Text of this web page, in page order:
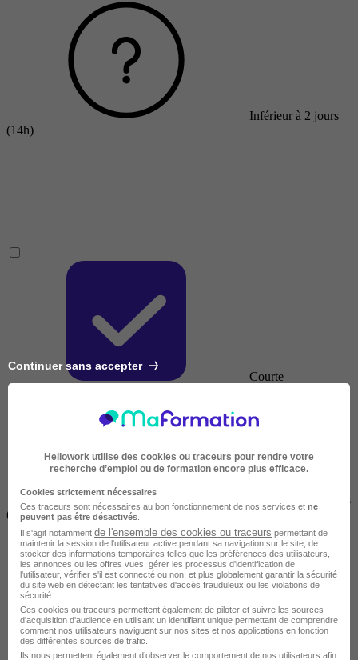
Inférieur à 2 jours
(14h)
Courte
2 jours à 2 semaines
(14h à 70h)
Continuer sans accepter
Hellowork utilise des cookies ou traceurs pour rendre votre
recherche d’emploi ou de formation encore plus efficace.
Cookies strictement nécessaires
Ces traceurs sont nécessaires au bon fonctionnement de nos services et ne
peuvent pas être désactivés
Il s'agit notamment de l'ensemble des cookies ou traceurs permettant de
maintenir la session de l'utilisateur active pendant sa navigation sur le site, de
stocker des informations temporaires telles que les préférences des utilisateurs,
les annonces ou les offres vues, gérer les processus d'identification de
l'utilisateur, vérifier s'il est connecté ou non, et plus globalement garantir la sécurité
du site web en détectant les tentatives d'accès frauduleux ou les violations de
sécurité.
Ces cookies ou traceurs permettent également de piloter et suivre les sources
d'acquisition d'audience en utilisant un identifiant unique permettant de comprendre
comment nos utilisateurs naviguent sur nos sites et nos applications en fonction
des différentes sources de trafic.
Ils nous permettent également d’observer le comportement de nos utilisateurs afin